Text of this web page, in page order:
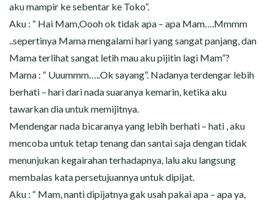
aku mampir ke sebentar ke Toko”.
Aku : “ Hai Mam,Oooh ok tidak apa – apa Mam….Mmmm
..sepertinya Mama mengalami hari yang sangat panjang, dan
Mama terlihat sangat letih mau aku pijitin lagi Mam”?
Mama : “ Uuummm…..Ok sayang”. Nadanya terdengar lebih
berhati – hari dari nada suaranya kemarin, ketika aku
tawarkan dia untuk memijitnya.
Mendengar nada bicaranya yang lebih berhati – hati , aku
mencoba untuk tetap tenang dan santai saja dengan tidak
menunjukan kegairahan terhadapnya, lalu aku langsung
membalas kata persetujuannya untuk dipijat.
Aku : “ Mam, nanti dipijatnya gak usah pakai apa – apa ya,